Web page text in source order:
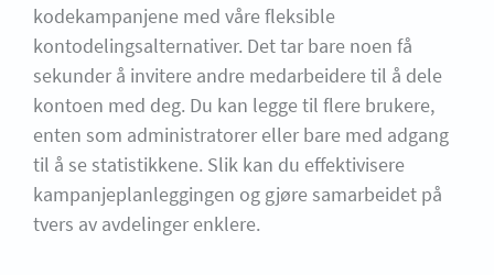
kodekampanjene med våre fleksible
kontodelingsalternativer. Det tar bare noen få
sekunder å invitere andre medarbeidere til å dele
kontoen med deg. Du kan legge til flere brukere,
enten som administratorer eller bare med adgang
til å se statistikkene. Slik kan du effektivisere
kampanjeplanleggingen og gjøre samarbeidet på
tvers av avdelinger enklere.